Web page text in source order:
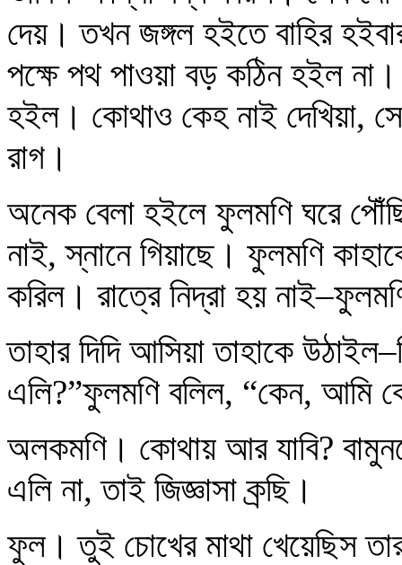
দেয়। তখন জঙ্গল হইতে বাহির
পক্ষে পথ পাওয়া বড় কঠিন হইল
হইল। কোথাও কেহ নাই দেখিয়া,
রাগ।
অনেক বেলা হইলে ফুলমণি ঘরে
নাই, স্নানে গিয়াছে। ফুলমণি
করিল। রাত্রে নিদ্রা হয়
তাহার দিদি আসিয়া তাহাকে
এলি?”ফুলমণি বলিল, “কেন, আমি
অলকমণি। কোথায় আর যাবি?
এলি না, তাই জিজ্ঞাসা কর্‍‍ছি।
ফুল। তুই চোখের মাথা খেয়েছিস